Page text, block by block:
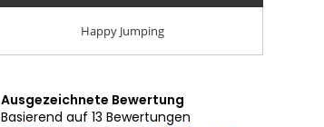
Happy Jumping
Ausgezeichnete Bewertung
Basierend auf 13 Bewertungen